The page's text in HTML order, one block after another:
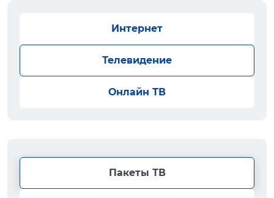
Интернет
Телевидение
Онлайн ТВ
Пакеты ТВ